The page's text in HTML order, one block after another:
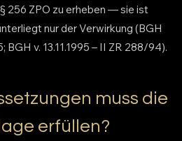
256 ZPO zu erheben — sie ist
nur der Verwirkung (BGH
BGH v. 13.11.1995 – II ZR 288/94).
muss die
erfüllen?